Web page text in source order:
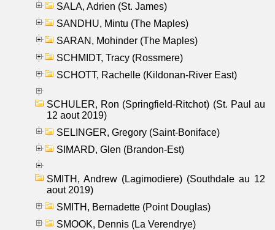
SALA, Adrien (St. James)
SANDHU, Mintu (The Maples)
SARAN, Mohinder (The Maples)
SCHMIDT, Tracy (Rossmere)
SCHOTT, Rachelle (Kildonan-River East)
SCHULER, Ron (Springfield-Ritchot) (St. Paul au
12 aout 2019)
SELINGER, Gregory (Saint-Boniface)
SIMARD, Glen (Brandon-Est)
SMITH, Andrew (Lagimodiere) (Southdale au 12
aout 2019)
SMITH, Bernadette (Point Douglas)
SMOOK, Dennis (La Verendrye)